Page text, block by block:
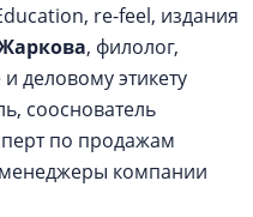
Education, re-feel, издания
, филолог,
деловому этикету
сооснователь
по продажам
компании